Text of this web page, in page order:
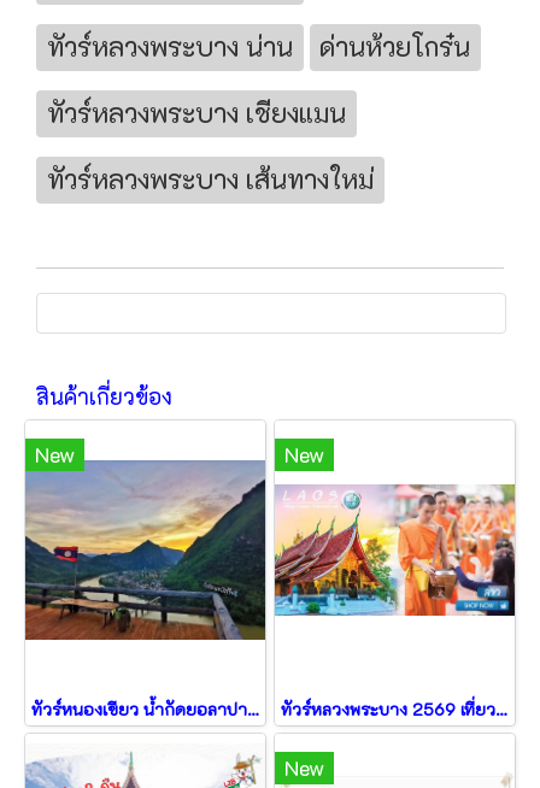
ทัวร์หลวงพระบาง น่าน
ด่านห้วยโกร๋น
ทัวร์หลวงพระบาง เชียงแมน
ทัวร์หลวงพระบาง เส้นทางใหม่
สินค้าเกี่ยวข้อง
New
ทัวร์หนองเขียว น้ำกัดยอลาปา อุดมไชย หลวงพระบาง วังเวียง 5วัน4คืน
New
ทัวร์หลวงพระบาง 2569 เที่ยววังเวียง เมืองเฟือง รถไฟความเร็วสูง 4วัน3คืน
New